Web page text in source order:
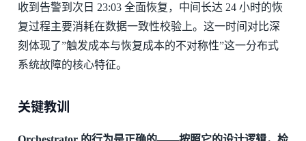
收到告警到次日 23:03 全面恢复，中间长达 24 小时的恢
复过程主要消耗在数据一致性校验上。这一时间对比深
刻体现了”触发成本与恢复成本的不对称性”这一分布式
系统故障的核心特征。
关键教训